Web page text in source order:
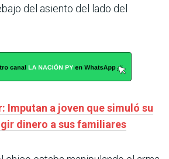
del asiento del lado del
Imputan a joven que simuló su
dinero a sus familiares